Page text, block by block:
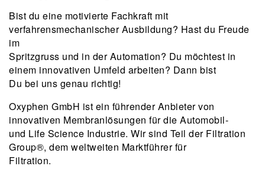
Bist du eine motivierte Fachkraft mit
verfahrensmechanischer Ausbildung? Hast du Freude
im
Spritzgruss und in der Automation? Du möchtest in
einem innovativen Umfeld arbeiten? Dann bist
Du bei uns genau richtig!
Oxyphen GmbH ist ein führender Anbieter von
innovativen Membranlösungen für die Automobil-
und Life Science Industrie. Wir sind Teil der Filtration
Group®, dem weltweiten Marktführer für
Filtration.